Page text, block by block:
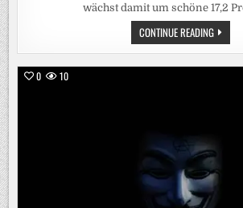
wächst damit um schöne 17,2
CONTINUE READINGEIN
SOMMER-
0 10